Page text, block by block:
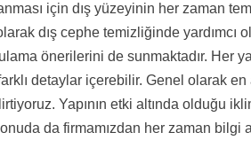
için dış yüzeyinin her zaman
dış cephe temizliğinde yardımcı
önerilerini de sunmaktadır. Her
detaylar içerebilir. Genel olarak en
Yapının etki altında olduğu
da firmamızdan her zaman bilgi